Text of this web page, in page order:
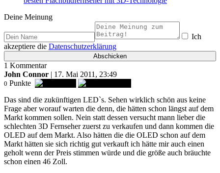
Deine Meinung
Ich
akzeptiere die Datenschutzerklärung
1 Kommentar
John Connor | 17. Mai 2011, 23:49
0 Punkte
Das sind die zukünftigen LED`s. Sehen wirklich schön aus keine
Frage aber worauf warten die denn, die hätten schon längst auf dem
Markt kommen sollen. Nein statt dessen versucht mann lieber die
schlechten 3D Fernseher zuerst zu verkaufen und dann kommen die
OLED auf dem Markt. Also hätten die die OLED schon auf dem
Markt hätten sie sich richtig gut verkauft ich hätte mir auch einen
geholt wenn der Preis stimmen würde und die größe auch bräuchte
schon einen 46 Zoll.